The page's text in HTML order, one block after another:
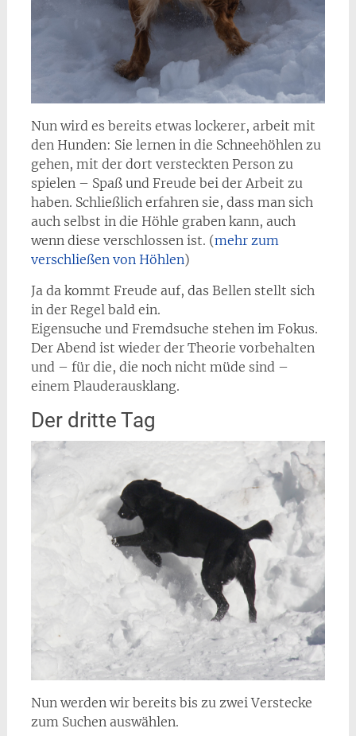
Nun wird es bereits etwas lockerer, arbeit mit
den Hunden: Sie lernen in die Schneehöhlen zu
gehen, mit der dort versteckten Person zu
spielen – Spaß und Freude bei der Arbeit zu
haben. Schließlich erfahren sie, dass man sich
auch selbst in die Höhle graben kann, auch
wenn diese verschlossen ist. (mehr zum
verschließen von Höhlen)
Ja da kommt Freude auf, das Bellen stellt sich
in der Regel bald ein.
Eigensuche und Fremdsuche stehen im Fokus.
Der Abend ist wieder der Theorie vorbehalten
und – für die, die noch nicht müde sind –
einem Plauderausklang.
Der dritte Tag
Nun werden wir bereits bis zu zwei Verstecke
zum Suchen auswählen.